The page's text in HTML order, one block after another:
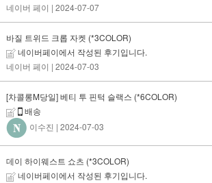
네이버 페이 | 2024-07-07
바질 트위드 크롭 자켓 (*3COLOR)
네이버페이에서 작성된 후기입니다.
네이버 페이 | 2024-07-03
[차콜롱M당일] 베티 투 핀턱 슬랙스 (*6COLOR)
배송
이수진 | 2024-07-03
데이 하이웨스트 쇼츠 (*3COLOR)
네이버페이에서 작성된 후기입니다.